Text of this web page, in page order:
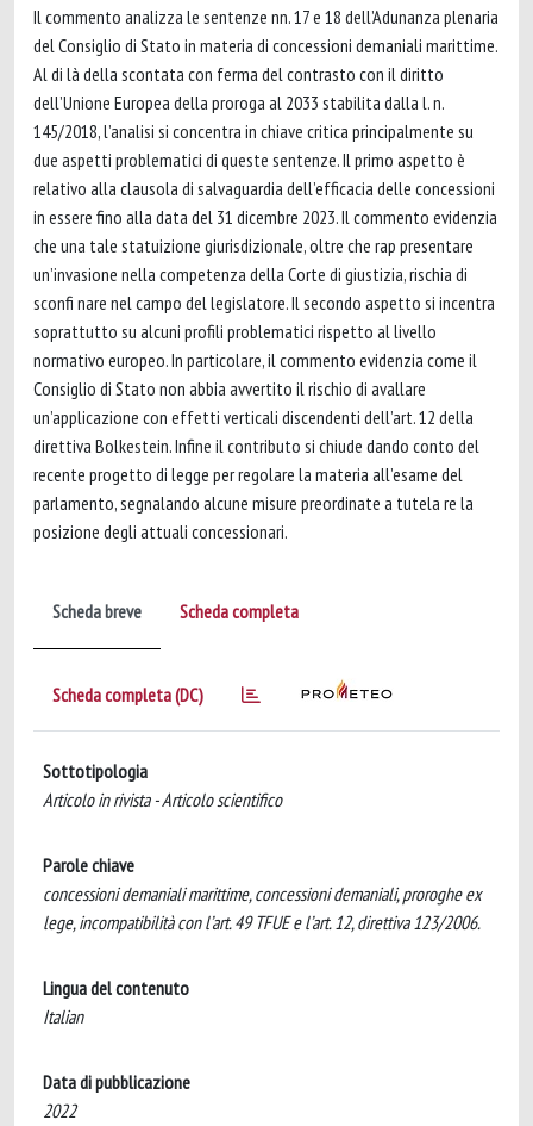
Il commento analizza le sentenze nn. 17 e 18 dell’Adunanza plenaria
del Consiglio di Stato in materia di concessioni demaniali marittime.
Al di là della scontata con ferma del contrasto con il diritto
dell’Unione Europea della proroga al 2033 stabilita dalla l. n.
145/2018, l’analisi si concentra in chiave critica principalmente su
due aspetti problematici di queste sentenze. Il primo aspetto è
relativo alla clausola di salvaguardia dell’efficacia delle concessioni
in essere fino alla data del 31 dicembre 2023. Il commento evidenzia
che una tale statuizione giurisdizionale, oltre che rap presentare
un’invasione nella competenza della Corte di giustizia, rischia di
sconfi nare nel campo del legislatore. Il secondo aspetto si incentra
soprattutto su alcuni profili problematici rispetto al livello
normativo europeo. In particolare, il commento evidenzia come il
Consiglio di Stato non abbia avvertito il rischio di avallare
un’applicazione con effetti verticali discendenti dell’art. 12 della
direttiva Bolkestein. Infine il contributo si chiude dando conto del
recente progetto di legge per regolare la materia all’esame del
parlamento, segnalando alcune misure preordinate a tutela re la
posizione degli attuali concessionari.
Scheda breve Scheda completa
Scheda completa (DC)
Sottotipologia
Articolo in rivista - Articolo scientifico
Parole chiave
concessioni demaniali marittime, concessioni demaniali, proroghe ex
lege, incompatibilità con l’art. 49 TFUE e l’art. 12, direttiva 123/2006.
Lingua del contenuto
Italian
Data di pubblicazione
2022